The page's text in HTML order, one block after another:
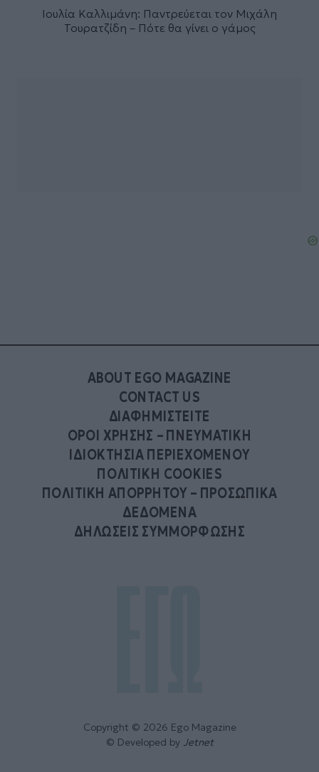
Ιουλία Καλλιμάνη: Παντρεύεται τον Μιχάλη
Τουρατζίδη – Πότε θα γίνει ο γάμος
ABOUT EGO MAGAZINE
CONTACT US
ΔΙΑΦΗΜΙΣΤΕΙΤΕ
ΟΡΟΙ ΧΡΗΣΗΣ – ΠΝΕΥΜΑΤΙΚΗ
ΙΔΙΟΚΤΗΣΙΑ ΠΕΡΙΕΧΟΜΕΝΟΥ
ΠΟΛΙΤΙΚΗ COOKIES
ΠΟΛΙΤΙΚΗ ΑΠΟΡΡΗΤΟΥ – ΠΡΟΣΩΠΙΚΑ
ΔΕΔΟΜΕΝΑ
ΔΗΛΩΣΕΙΣ ΣΥΜΜΟΡΦΩΣΗΣ
Copyright © 2026 Ego Magazine
© Developed by Jetnet